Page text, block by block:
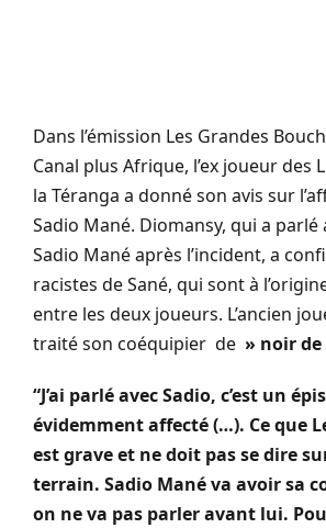
Dans l’émission Les Grandes
Canal plus Afrique, l’ex joueur des
la Téranga a donné son avis sur
Sadio Mané. Diomansy, qui a parlé
Sadio Manéaprès l’incident, a
racistes deSané, qui sont à
entre les deux joueurs. L’ancien
traité son coéquipier de » noir de
“J’ai parlé avec Sadio, c’est un
évidemment affecté(…). Ce que
est grave et ne doit pas se dire
terrain. Sadio Manéva avoir sa
on ne va pas parler avant lui.